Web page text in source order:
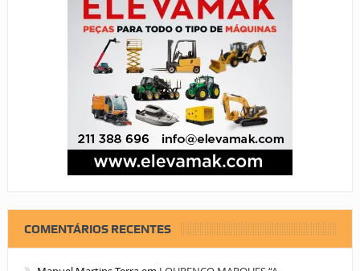
COMENTÁRIOS RECENTES